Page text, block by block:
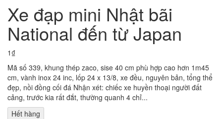
Xe đạp mini Nhật bãi
National đến từ Japan
1₫
Mã số 339, khung thép zaco, sise 40 cm phù hợp cao hơn 1m45
cm, vành inox 24 inc, lốp 24 x 13/8, xe đều, nguyên bản, tổng thể
đẹp, nồi đồng cối đá Nhận xét: chiếc xe huyền thoại người đất
cảng, trước kia rất đắt, thường quanh 4 chỉ...
Hết hàng